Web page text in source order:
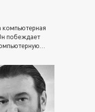
компьютерная
побеждает